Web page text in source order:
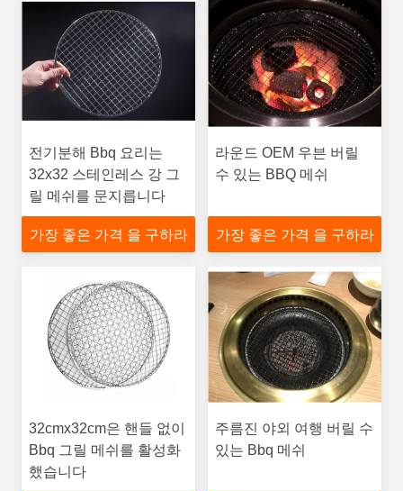
전기분해 Bbq 요리는
32x32 스테인레스 강 그
릴 메쉬를 문지릅니다
가장 좋은 가격 을 구하라
라운드 OEM 우븐 버릴
수 있는 BBQ 메쉬
가장 좋은 가격 을 구하라
32cmx32cm은 핸들 없이
Bbq 그릴 메쉬를 활성화
했습니다
주름진 야외 여행 버릴 수
있는 Bbq 메쉬